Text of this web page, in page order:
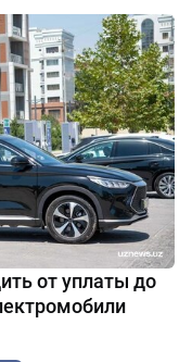
от уплаты до